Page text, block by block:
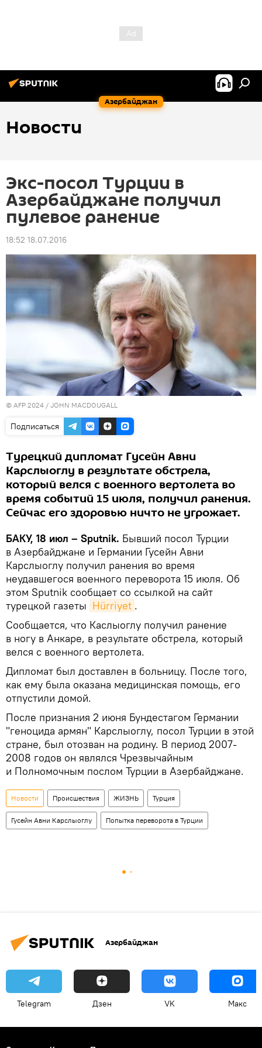
Азербайджан
Новости
Экс-посол Турции в
Азербайджане получил
пулевое ранение
18:52 18.07.2016
© AFP 2024 / JOHN MACDOUGALL
Подписаться
Турецкий дипломат Гусейн Авни
Карслыоглу в результате обстрела,
который велся с военного вертолета во
время событий 15 июля, получил ранения.
Сейчас его здоровью ничто не угрожает.
БАКУ, 18 июл – Sputnik. Бывший посол Турции
в Азербайджане и Германии Гусейн Авни
Карслыоглу получил ранения во время
неудавшегося военного переворота 15 июля. Об
этом Sputnik сообщает со ссылкой на сайт
турецкой газеты Hürriyet .
Сообщается, что Каслыоглу получил ранение
в ногу в Анкаре, в результате обстрела, который
велся с военного вертолета.
Дипломат был доставлен в больницу. После того,
как ему была оказана медицинская помощь, его
отпустили домой.
После признания 2 июня Бундестагом Германии
"геноцида армян" Карслыоглу, посол Турции в этой
стране, был отозван на родину. В период 2007-
2008 годов он являлся Чрезвычайным
и Полномочным послом Турции в Азербайджане.
Новости Происшествия ЖИЗНЬ Турция
Гусейн Авни Карслыоглу Попытка переворота в Турции
Азербайджан
Telegram Дзен VK Макс